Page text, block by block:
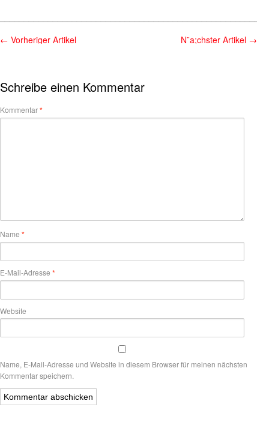
← Vorheriger Artikel N¨a;chster Artikel →
Schreibe einen Kommentar
Kommentar*
Name *
E-Mail-Adresse *
Website
Name, E-Mail-Adresse und Website in diesem Browser für meinen nächsten
Kommentar speichern.